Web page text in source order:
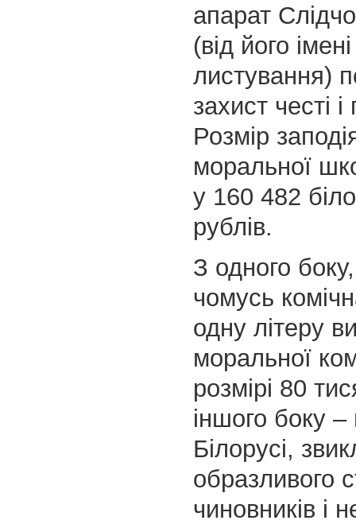
апарат
(від його
листування)
захист честі і
Розмір
моральної
у 160 482
рублів.
З одного
чомусь
одну літеру
моральної
розмірі 80
іншого боку
Білорусі,
образливого
чиновників і